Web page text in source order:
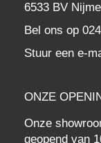
6533 BV
Bel ons op
Stuur een e-
ONZE
Onze
geopend van